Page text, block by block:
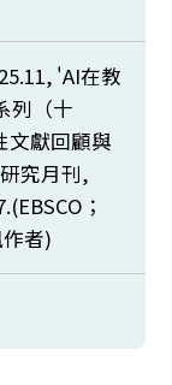
'AI在教
列（十
文獻回顧與
究月刊,
；
者)